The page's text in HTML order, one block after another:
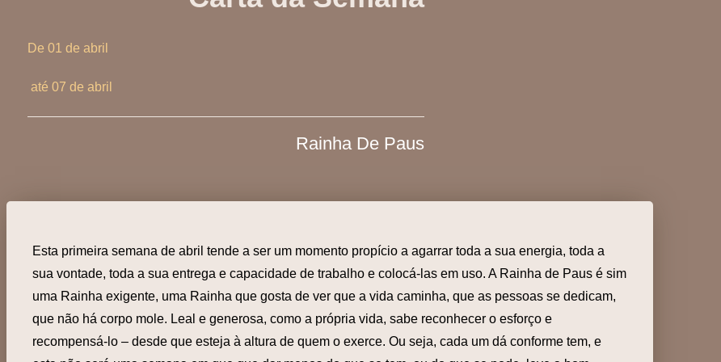
De 01 de abril
até 07 de abril
Rainha De Paus
Esta primeira semana de abril tende a ser um momento propício a agarrar toda a sua energia, toda a
sua vontade, toda a sua entrega e capacidade de trabalho e colocá-las em uso. A Rainha de Paus é sim
uma Rainha exigente, uma Rainha que gosta de ver que a vida caminha, que as pessoas se dedicam,
que não há corpo mole. Leal e generosa, como a própria vida, sabe reconhecer o esforço e
recompensá-lo – desde que esteja à altura de quem o exerce. Ou seja, cada um dá conforme tem, e